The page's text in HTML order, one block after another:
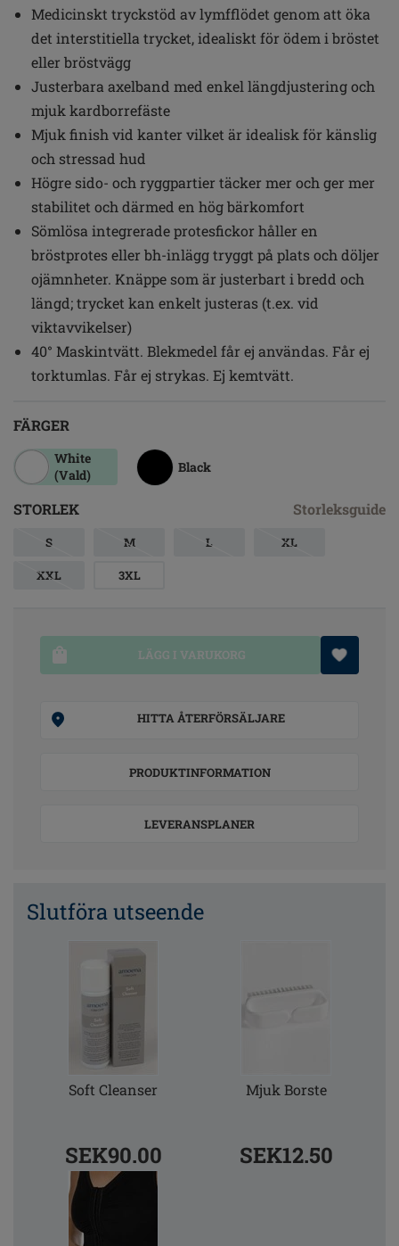
Medicinskt tryckstöd av lymfflödet genom att öka
det interstitiella trycket, idealiskt för ödem i bröstet
eller bröstvägg
Justerbara axelband med enkel längdjustering och
mjuk kardborrefäste
Mjuk finish vid kanter vilket är idealisk för känslig
och stressad hud
Högre sido- och ryggpartier täcker mer och ger mer
stabilitet och därmed en hög bärkomfort
Sömlösa integrerade protesfickor håller en
bröstprotes eller bh-inlägg tryggt på plats och döljer
ojämnheter. Knäppe som är justerbart i bredd och
längd; trycket kan enkelt justeras (t.ex. vid
viktavvikelser)
40° Maskintvätt. Blekmedel får ej användas. Får ej
torktumlas. Får ej strykas. Ej kemtvätt.
FÄRGER
White
(Vald)
Black
STORLEK Storleksguide
S M L XL
XXL 3XL
LÄGG I VARUKORG
HITTA ÅTERFÖRSÄLJARE
PRODUKTINFORMATION
LEVERANSPLANER
Slutföra utseende
Soft Cleanser
SEK90.00
Mjuk Borste
SEK12.50